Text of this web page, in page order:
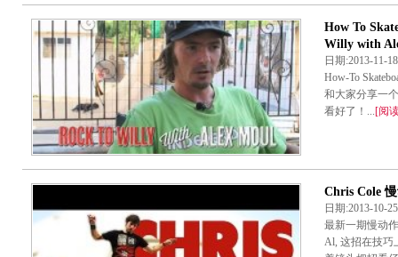
How To
Willy with
日期:2013-
How-To
和大家分享一
看好了！... [阅
Chris Cole
日期:2013-
最新一期慢动
Al, 这招在技巧